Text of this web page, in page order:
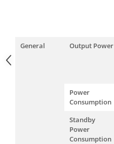
General Output Power
Power
Consumption
Standby
Power
Consumption